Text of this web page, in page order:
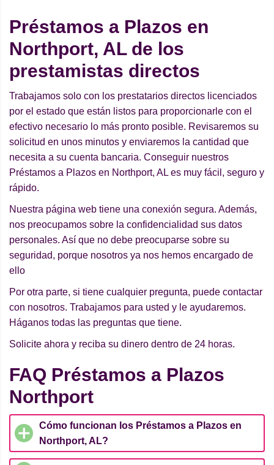
Préstamos a Plazos en
Northport, AL de los
prestamistas directos
Trabajamos solo con los prestatarios directos licenciados
por el estado que están listos para proporcionarle con el
efectivo necesario lo más pronto posible. Revisaremos su
solicitud en unos minutos y enviaremos la cantidad que
necesita a su cuenta bancaria. Conseguir nuestros
Préstamos a Plazos en Northport, AL es muy fácil, seguro y
rápido.
Nuestra página web tiene una conexión segura. Además,
nos preocupamos sobre la confidencialidad sus datos
personales. Así que no debe preocuparse sobre su
seguridad, porque nosotros ya nos hemos encargado de
ello
Por otra parte, si tiene cualquier pregunta, puede contactar
con nosotros. Trabajamos para usted y le ayudaremos.
Háganos todas las preguntas que tiene.
Solicite ahora y reciba su dinero dentro de 24 horas.
FAQ Préstamos a Plazos
Northport
Cómo funcionan los Préstamos a Plazos en
Northport, AL?